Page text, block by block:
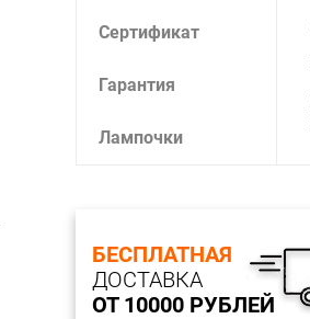
Сертификат
Гарантия
Лампочки
БЕСПЛАТНАЯ
ДОСТАВКА
ОТ 10000 РУБЛЕЙ